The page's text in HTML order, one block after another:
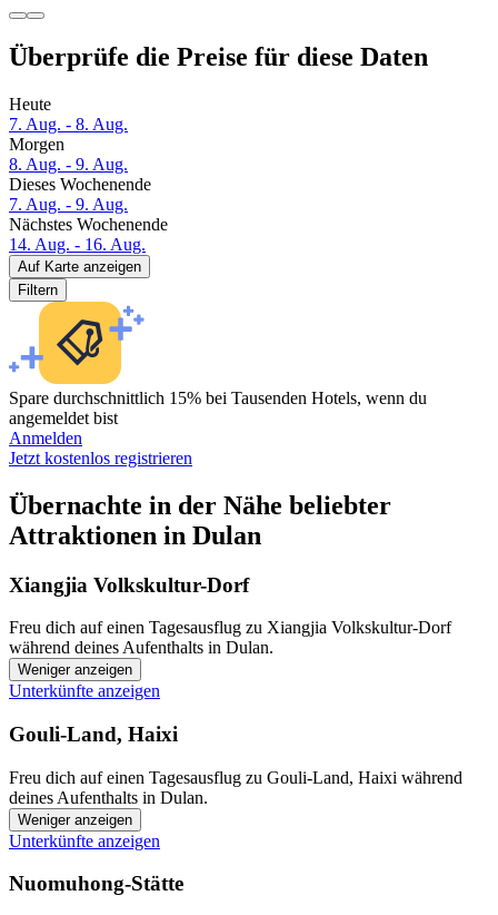
Überprüfe die Preise für diese Daten
Heute
7. Aug. - 8. Aug.
Morgen
8. Aug. - 9. Aug.
Dieses Wochenende
7. Aug. - 9. Aug.
Nächstes Wochenende
14. Aug. - 16. Aug.
Auf Karte anzeigen
Filtern
Spare durchschnittlich 15% bei Tausenden Hotels, wenn du
angemeldet bist
Anmelden
Jetzt kostenlos registrieren
Übernachte in der Nähe beliebter
Attraktionen in Dulan
Xiangjia Volkskultur-Dorf
Freu dich auf einen Tagesausflug zu Xiangjia Volkskultur-Dorf
während deines Aufenthalts in Dulan.
Weniger anzeigen
Unterkünfte anzeigen
Gouli-Land, Haixi
Freu dich auf einen Tagesausflug zu Gouli-Land, Haixi während
deines Aufenthalts in Dulan.
Weniger anzeigen
Unterkünfte anzeigen
Nuomuhong-Stätte